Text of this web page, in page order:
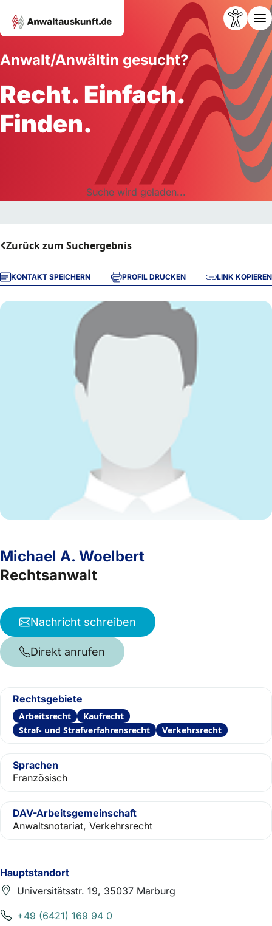
Anwalt/Anwältin gesucht?
Recht. Einfach.
Finden.
Suche wird geladen...
Zurück zum Suchergebnis
KONTAKT SPEICHERN PROFIL DRUCKEN LINK KOPIEREN
Hauptstandort
Universitätsstr. 19, 35037 Marburg
+49 (6421) 169 94 0
Michael A. Woelbert
Rechtsanwalt
Nachricht schreiben
Direkt anrufen
Rechtsgebiete
Arbeitsrecht
Kaufrecht
Straf- und Strafverfahrensrecht
Verkehrsrecht
Sprachen
Französisch
DAV-Arbeitsgemeinschaft
Anwaltsnotariat, Verkehrsrecht